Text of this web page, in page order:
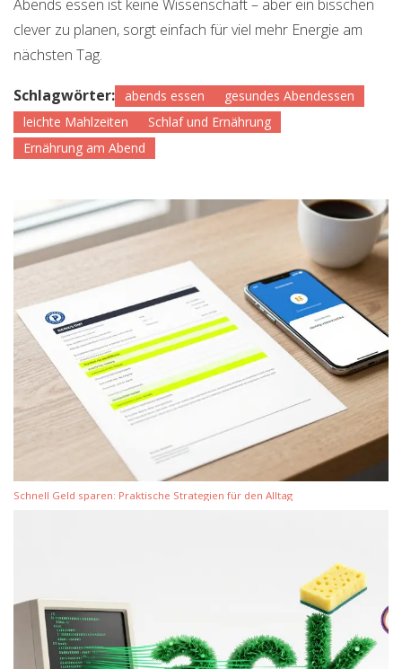
Abends essen ist keine Wissenschaft – aber ein bisschen
clever zu planen, sorgt einfach für viel mehr Energie am
nächsten Tag.
Schlagwörter: abends essen
gesundes Abendessen
leichte Mahlzeiten
Schlaf und Ernährung
Ernährung am Abend
Schnell Geld sparen: Praktische Strategien für den Alltag